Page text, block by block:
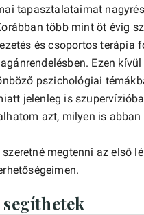
tapasztalataimat
több mint öt évig
és csoportos
Ezen
pszichológiai
jelenleg is
azt, milyen is
megtenni az első